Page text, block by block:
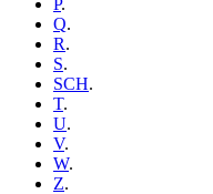
P.
Q.
R.
S.
SCH.
T.
U.
V.
W.
Z.